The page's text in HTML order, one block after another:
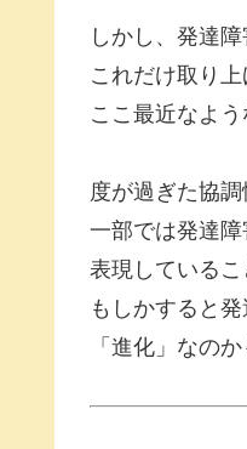
しかし、発達
これだけ取り
ここ最近なよう
度が過ぎた協
一部では発達
表現しているこ
もしかすると
「進化」なの